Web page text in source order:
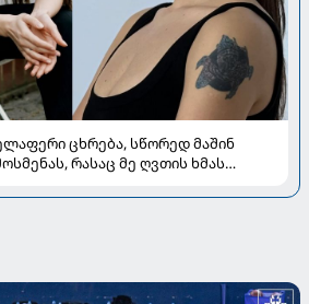
ცხრება, სწორედ მაშინ
რასაც მე ღვთის ხმას